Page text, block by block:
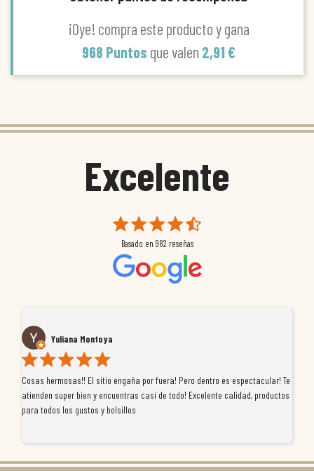
¡Oye! compra este producto y gana
968 Puntos que valen 2,91 €
Excelente
Basado en 982 reseñas
Yuliana Montoya
Cosas hermosas!! El sitio engaña por fuera! Pero dentro es espectacular! Te
atienden super bien y encuentras casi de todo! Excelente calidad, productos
para todos los gustos y bolsillos